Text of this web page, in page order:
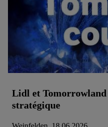
Lidl et
stratégique